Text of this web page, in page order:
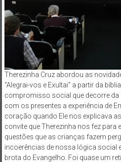
Therezinha Cruz abordou as
“Alegrai-vos e Exultai” a partir da
compromisso social que decorre da
com os presentes a experiência de
coração quando Ele nos explicava
convite que Therezinha nos fez para
questões que as crianças fazem
incoerências de nossa lógica social
brota do Evangelho. Foi quase um